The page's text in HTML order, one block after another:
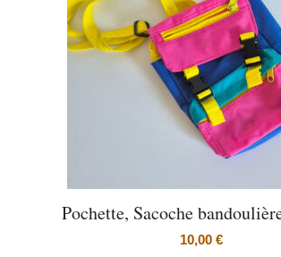
Pochette, Sacoche
10,00 €